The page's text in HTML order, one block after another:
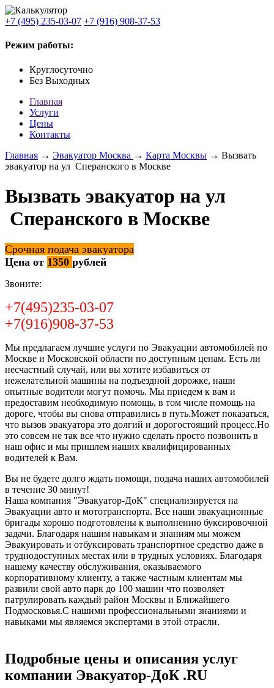
+7 (495) 235-03-07 +7 (916) 908-37-53
Режим работы:
Круглосуточно
Без Выходных
Главная
Услуги
Цены
Контакты
Главная → Эвакуатор Москва → Карта Москвы → Вызвать
эвакуатор на ул Сперанского в Москве
Вызвать эвакуатор на ул
Сперанского в Москве
Срочная подача эвакуатора
Цена от 1350 рублей
Звоните:
+7(495)235-03-07
+7(916)908-37-53
Мы предлагаем лучшие услуги по Эвакуации автомобилей по
Москве и Московской области по доступным ценам. Есть ли
несчастный случай, или вы хотите избавиться от
нежелательной машины на подъездной дорожке, наши
опытные водители могут помочь. Мы приедем к вам и
предоставим необходимую помощь, в том числе помощь на
дороге, чтобы вы снова отправились в путь.Может показаться,
что вызов эвакуатора это долгий и дорогостоящий процесс.Но
это совсем не так все что нужно сделать просто позвонить в
наш офис и мы пришлем наших квалифицированных
водителей к Вам.
Вы не будете долго ждать помощи, подача наших автомобилей
в течение 30 минут!
Наша компания "Эвакуатор-ДоК" специализируется на
Эвакуации авто и мототранспорта. Все наши эвакуационные
бригады хорошо подготовлены к выполнению буксировочной
задачи. Благодаря нашим навыкам и знаниям мы можем
Эвакуировать и отбуксировать транспортное средство даже в
труднодоступных местах или в трудных условиях. Благодаря
нашему качеству обслуживания, оказываемого
корпоративному клиенту, а также частным клиентам мы
развили свой авто парк до 100 машин что позволяет
патрулировать каждый район Москвы и Ближайшего
Подмосковья.С нашими профессиональными знаниями и
навыками мы являемся экспертами в этой отрасли.
Подробные цены и описания услуг
компании Эвакуатор-ДоК .RU